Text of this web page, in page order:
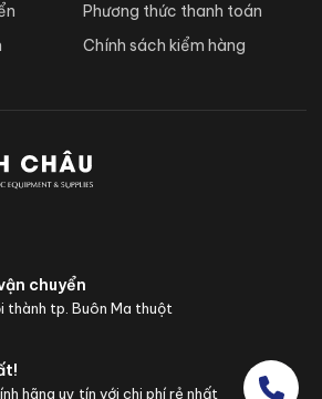
Phương thức thanh toán
Chính sách kiểm hàng
chuyển
thành tp. Buôn Ma thuột
hãng uy tín với chi phí rẻ nhất